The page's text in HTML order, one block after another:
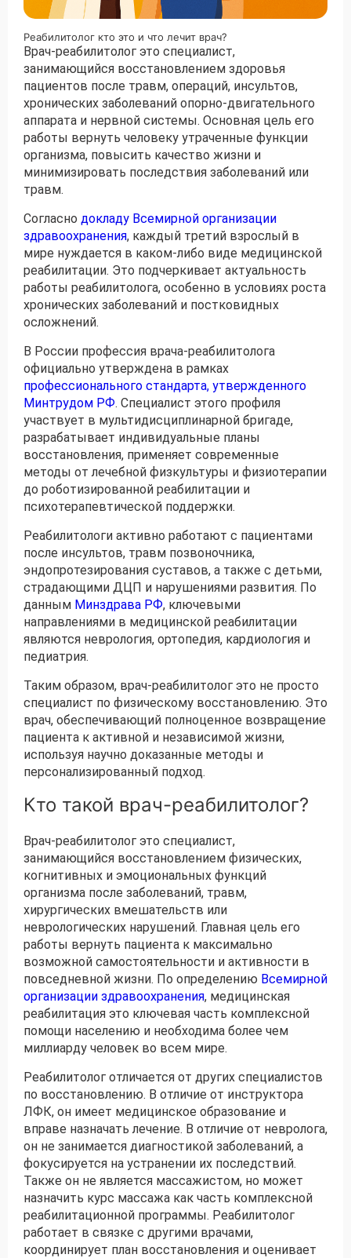
Реабилитолог кто это и что лечит врач?
Врач-реабилитолог это специалист,
занимающийся восстановлением здоровья
пациентов после травм, операций, инсультов,
хронических заболеваний опорно-двигательного
аппарата и нервной системы. Основная цель его
работы вернуть человеку утраченные функции
организма, повысить качество жизни и
минимизировать последствия заболеваний или
травм.
Согласно докладу Всемирной организации
здравоохранения, каждый третий взрослый в
мире нуждается в каком-либо виде медицинской
реабилитации. Это подчеркивает актуальность
работы реабилитолога, особенно в условиях роста
хронических заболеваний и постковидных
осложнений.
В России профессия врача-реабилитолога
официально утверждена в рамках
профессионального стандарта, утвержденного
Минтрудом РФ. Специалист этого профиля
участвует в мультидисциплинарной бригаде,
разрабатывает индивидуальные планы
восстановления, применяет современные
методы от лечебной физкультуры и физиотерапии
до роботизированной реабилитации и
психотерапевтической поддержки.
Реабилитологи активно работают с пациентами
после инсультов, травм позвоночника,
эндопротезирования суставов, а также с детьми,
страдающими ДЦП и нарушениями развития. По
данным Минздрава РФ, ключевыми
направлениями в медицинской реабилитации
являются неврология, ортопедия, кардиология и
педиатрия.
Таким образом, врач-реабилитолог это не просто
специалист по физическому восстановлению. Это
врач, обеспечивающий полноценное возвращение
пациента к активной и независимой жизни,
используя научно доказанные методы и
персонализированный подход.
Кто такой врач-реабилитолог?
Врач-реабилитолог это специалист,
занимающийся восстановлением физических,
когнитивных и эмоциональных функций
организма после заболеваний, травм,
хирургических вмешательств или
неврологических нарушений. Главная цель его
работы вернуть пациента к максимально
возможной самостоятельности и активности в
повседневной жизни. По определению Всемирной
организации здравоохранения, медицинская
реабилитация это ключевая часть комплексной
помощи населению и необходима более чем
миллиарду человек во всем мире.
Реабилитолог отличается от других специалистов
по восстановлению. В отличие от инструктора
ЛФК, он имеет медицинское образование и
вправе назначать лечение. В отличие от невролога,
он не занимается диагностикой заболеваний, а
фокусируется на устранении их последствий.
Также он не является массажистом, но может
назначить курс массажа как часть комплексной
реабилитационной программы. Реабилитолог
работает в связке с другими врачами,
координирует план восстановления и оценивает
Приложите документы
Получить консультацию
Даю согласие на
Приложите документы
Даю согласие наобработку персональных
данныхи e-mail рассылку
Получить консультацию
Даю согласие наобработку персональных
данныхиe-mail рассылку